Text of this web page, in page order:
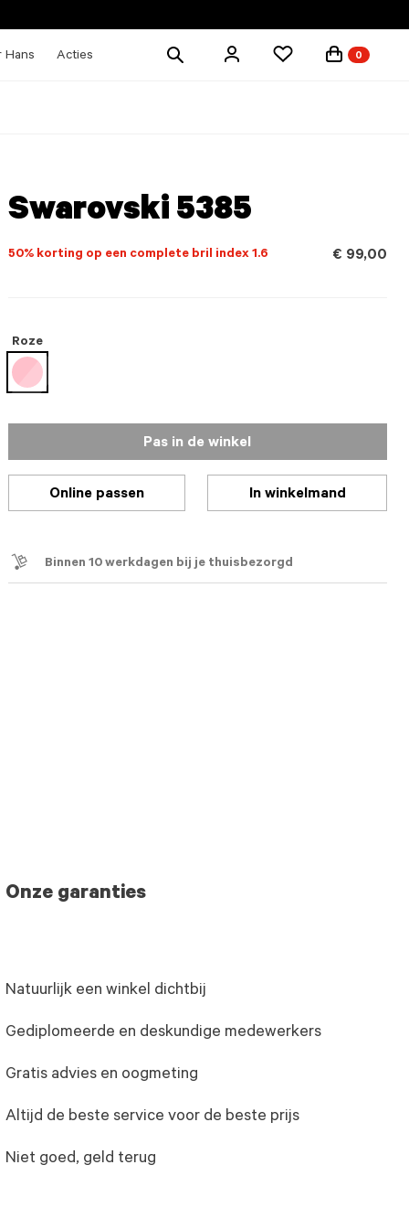
Hans Acties
Zoek
0
Swarovski 5385
50% korting op een complete bril index 1.6 € 99,00
Roze
geselecteerd
Pas in de winkel
Online passen In winkelmand
Binnen 10 werkdagen bij je thuisbezorgd
Onze garanties
Natuurlijk een winkel dichtbij
Gediplomeerde en deskundige medewerkers
Gratis advies en oogmeting
Altijd de beste service voor de beste prijs
Niet goed, geld terug